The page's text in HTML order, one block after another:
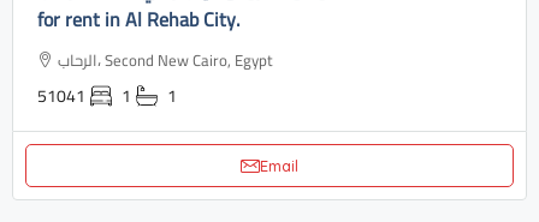
for rent in Al Rehab City.
الرحاب، Second New Cairo, Egypt
51041 1 1
Email